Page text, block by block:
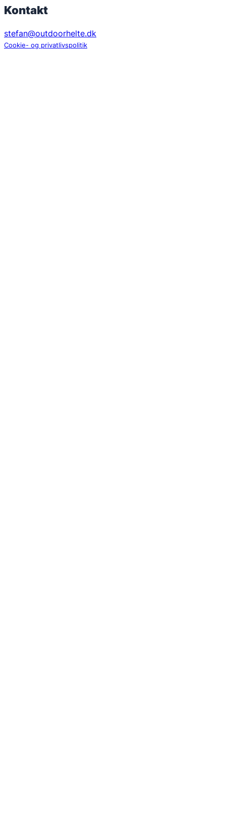
Kontakt
stefan@outdoorhelte.dk
Cookie- og privatlivspolitik